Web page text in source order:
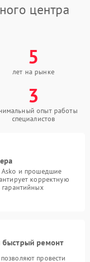
центра
5
лет на рынке
3
опыт работы
специалистов
Asko и прошедшие
корректную
быстрый ремонт
провести